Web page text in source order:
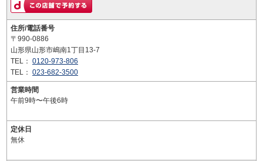
住所/電話番号
〒990-0886
山形県山形市嶋南1丁目13-7
TEL： 0120-973-806
TEL： 023-682-3500
営業時間
午前9時〜午後6時
定休日
無休